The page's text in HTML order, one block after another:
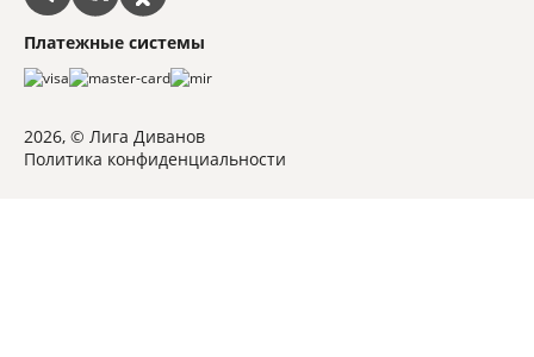
Платежные системы
2026, © Лига Диванов
Политика конфиденциальности